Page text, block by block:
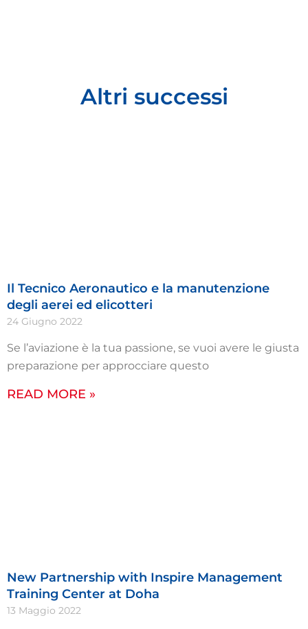
Altri successi
Il Tecnico Aeronautico e la manutenzione
degli aerei ed elicotteri
24 Giugno 2022
Se l’aviazione è la tua passione, se vuoi avere le giusta
preparazione per approcciare questo
READ MORE »
New Partnership with Inspire Management
Training Center at Doha
13 Maggio 2022